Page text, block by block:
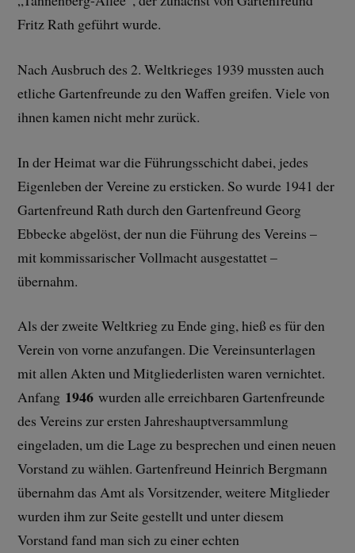
Fritz Rath geführt wurde.
Nach Ausbruch des 2. Weltkrieges 1939 mussten auch
etliche Gartenfreunde zu den Waffen greifen. Viele von
ihnen kamen nicht mehr zurück.
In der Heimat war die Führungsschicht dabei, jedes
Eigenleben der Vereine zu ersticken. So wurde 1941 der
Gartenfreund Rath durch den Gartenfreund Georg
Ebbecke abgelöst, der nun die Führung des Vereins –
mit kommissarischer Vollmacht ausgestattet –
übernahm.
Als der zweite Weltkrieg zu Ende ging, hieß es für den
Verein von vorne anzufangen. Die Vereinsunterlagen
mit allen Akten und Mitgliederlisten waren vernichtet.
Anfang 1946 wurden alle erreichbaren Gartenfreunde
des Vereins zur ersten Jahreshauptversammlung
eingeladen, um die Lage zu besprechen und einen neuen
Vorstand zu wählen. Gartenfreund Heinrich Bergmann
übernahm das Amt als Vorsitzender, weitere Mitglieder
wurden ihm zur Seite gestellt und unter diesem
Vorstand fand man sich zu einer echten